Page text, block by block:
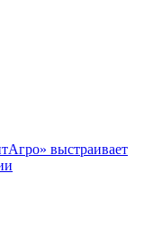
выстраивает